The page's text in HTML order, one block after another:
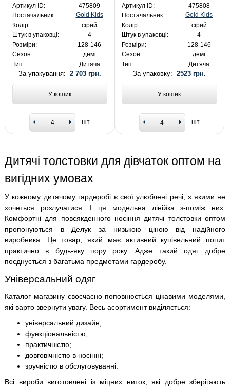
Артикул ID:
475809
Постачальник:
Gold Kids
Колір:
сірий
Штук в упаковці:
4
Розміри:
128-146
Сезон:
демі
Тип:
Дитяча
За упакування: 2 703 грн.
У кошик
шт
Артикул ID:
475808
Постачальник:
Gold Kids
Колір:
сірий
Штук в упаковці:
4
Розміри:
128-146
Сезон:
демі
Тип:
Дитяча
За упаковку: 2523 грн.
У кошик
шт
Дитячі толстовки для дівчаток оптом на
вигідних умовах
У кожному дитячому гардеробі є свої улюблені речі, з якими не
хочеться розлучатися. І ця модельна лінійка з-поміж них.
Комфортні для повсякденного носіння дитячі толстовки оптом
пропонуються в Делук за низькою ціною від надійного
виробника. Це товар, який має активний купівельний попит
практично в будь-яку пору року. Адже такий одяг добре
поєднується з багатьма предметами гардеробу.
Універсальний одяг
Каталог магазину своєчасно поповнюється цікавими моделями,
які варто звернути увагу. Весь асортимент виділяється:
універсальний дизайн;
функціональністю;
практичністю;
довговічністю в носінні;
зручністю в обслуговуванні.
Всі вироби виготовлені із міцних ниток, які добре зберігають